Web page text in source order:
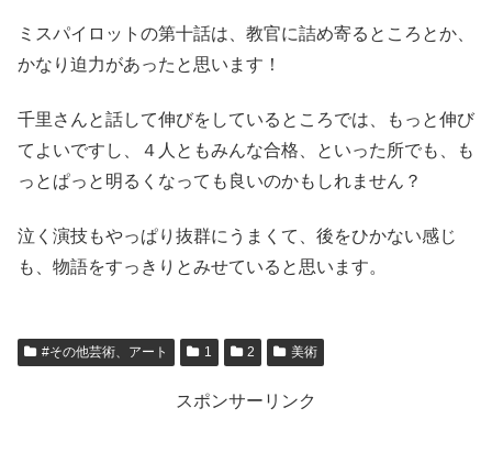
ミスパイロットの第十話は、教官に詰め寄るところとか、
かなり迫力があったと思います！
千里さんと話して伸びをしているところでは、もっと伸び
てよいですし、４人ともみんな合格、といった所でも、も
っとぱっと明るくなっても良いのかもしれません？
泣く演技もやっぱり抜群にうまくて、後をひかない感じ
も、物語をすっきりとみせていると思います。
#その他芸術、アート 1 2 美術
スポンサーリンク